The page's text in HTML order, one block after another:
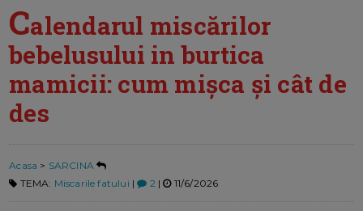
Calendarul miscărilor
bebelusului in burtica
mamicii: cum mișca și cât de
des
Acasa > SARCINA
TEMA: Miscarile fatului | 2| 11/6/2026